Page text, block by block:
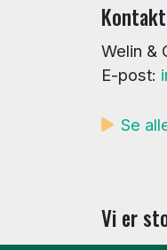
Welin &
E-post:
Se
Vi er